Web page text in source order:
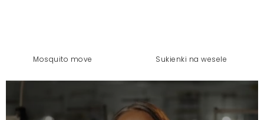
mosquito move sukienki na wesele